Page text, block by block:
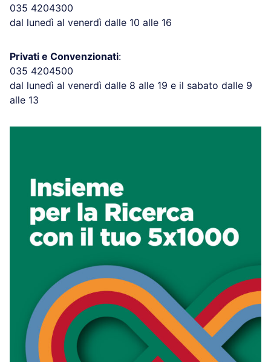
035 4204300
dal lunedì al venerdì dalle 10 alle 16
Privati e Convenzionati:
035 4204500
dal lunedì al venerdì dalle 8 alle 19 e il sabato dalle 9
alle 13